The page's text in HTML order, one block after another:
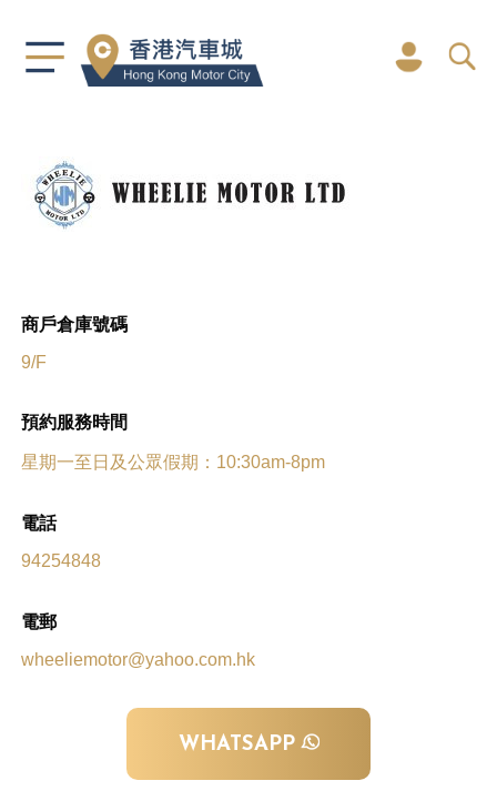
商戶倉庫號碼
9/F
預約服務時間
星期一至日及公眾假期：10:30am-8pm
電話
94254848
電郵
wheeliemotor@yahoo.com.hk
WHATSAPP